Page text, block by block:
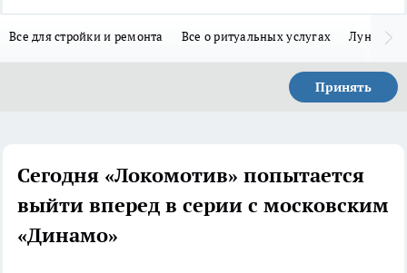
Все для стройки и ремонта Все о ритуальных услугах Лунно-
Принять
Сегодня «Локомотив» попытается
выйти вперед в серии с московским
«Динамо»